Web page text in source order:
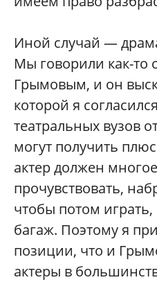
Иной случай —
Мы говорили как-то
Грымовым, и он
которой я
театральных вузов
могут получить
актер должен
прочувствовать,
чтобы потом играть,
багаж. Поэтому я
позиции, что и
актеры в